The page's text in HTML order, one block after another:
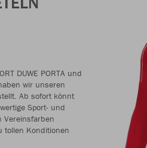
DUWE PORTA und
wir unseren
Ab sofort könnt
Sport- und
Vereinsfarben
tollen Konditionen